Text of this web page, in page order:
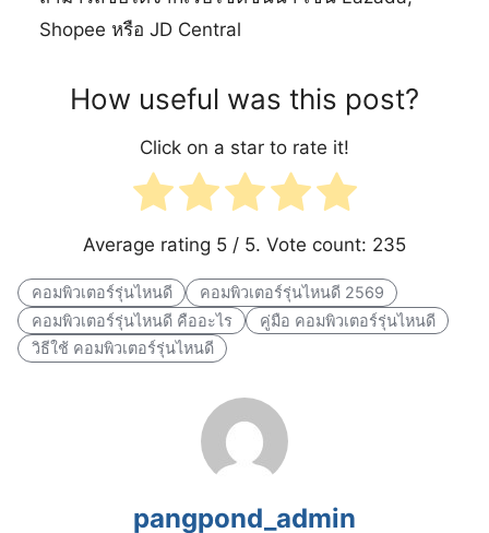
Shopee หรือ JD Central
How useful was this post?
Click on a star to rate it!
Average rating 5 / 5. Vote count: 235
คอมพิวเตอร์รุ่นไหนดี
คอมพิวเตอร์รุ่นไหนดี 2569
คอมพิวเตอร์รุ่นไหนดี คืออะไร
คู่มือ คอมพิวเตอร์รุ่นไหนดี
วิธีใช้ คอมพิวเตอร์รุ่นไหนดี
pangpond_admin